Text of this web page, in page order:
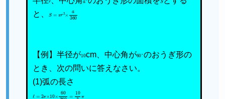
と、
S × 360
【例】半径が10cm、中心角が60°のおうぎ形の
とき、次の問いに答えなさい。
(1)弧の長さ
ℓ= π 10 × 60360 103